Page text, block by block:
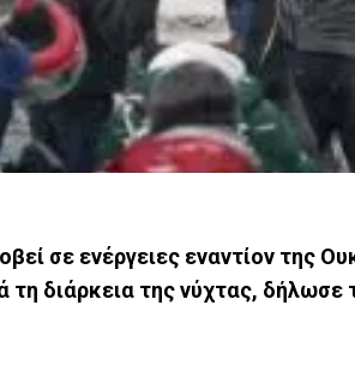
σε ενέργειες εναντίον της
διάρκεια της νύχτας,